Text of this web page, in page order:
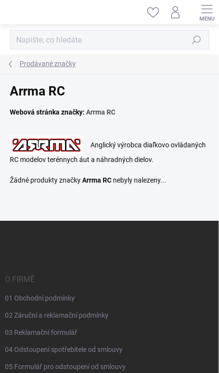
Hledat
Prodávané značky
Arrma RC
Webová stránka značky: Arrma RC
Anglický výrobca diaľkovo ovládaných
RC modelov terénnych áut a náhradných dielov.
Žádné produkty značkyArrma RC nebyly nalezeny...
O FIRMĚ
01 Obchodní podmínky
02 Záruční a reklamační podmínky
03 Reklamační formulář
04 Odstoupení spotřebitele od smlouvy
05 Formulář pro odstoupení od smlouvy